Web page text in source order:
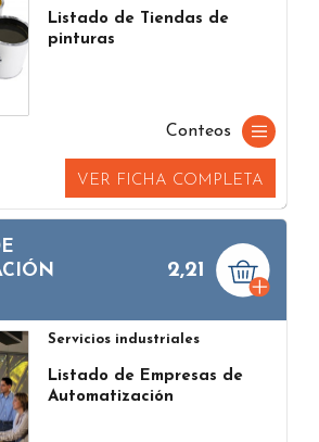
Listado de Tiendas de
pinturas
Conteos
VER FICHA COMPLETA
2,21
Servicios industriales
Listado de Empresas de
Automatización